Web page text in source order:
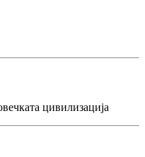
цивилизација